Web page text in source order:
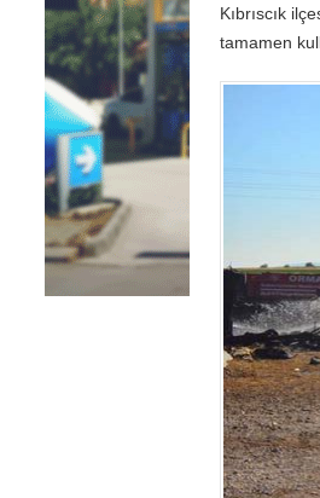
Kıbrıscık
tamamen